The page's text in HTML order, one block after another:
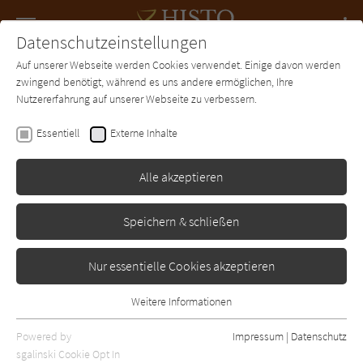
SUCHE Forum Charts Newsletter
Michael Ondaatje
Buddy Boldens Blues
Erschienen: Januar 1994 Bibliogr. Angaben
Datenschutzeinstellungen
Auf unserer Webseite werden Cookies verwendet. Einige davon werden
zwingend benötigt, während es uns andere ermöglichen, Ihre
Nutzererfahrung auf unserer Webseite zu verbessern.
Essentiell Externe Inhalte
Alle akzeptieren
Speichern & schließen
Nur essentielle Cookies akzeptieren
Essentielle Cookies werden für grundlegende Funktionen der
Webseite benötigt. Dadurch ist gewährleistet, dass die Webseite
Weitere Informationen
Powered by
sgalinski Cookie Opt In
Impressum | Datenschutz